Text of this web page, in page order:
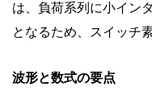
は、負荷系列に小イン
となるため、スイッチ
波形と数式の要点